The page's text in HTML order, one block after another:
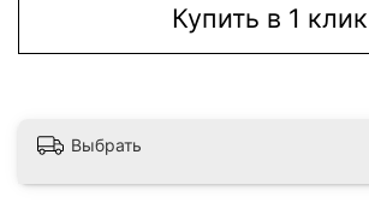
Купить в 1 клик
Выбрать